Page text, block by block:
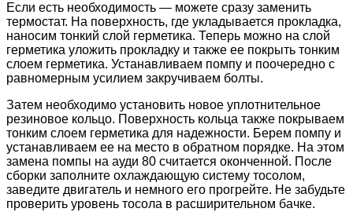
Если есть необходимость — можете сразу заменить
термостат. На поверхность, где укладывается прокладка,
наносим тонкий слой герметика. Теперь можно на слой
герметика уложить прокладку и также ее покрыть тонким
слоем герметика. Устанавливаем помпу и поочередно с
равномерным усилием закручиваем болты.
Затем необходимо установить новое уплотнительное
резиновое кольцо. Поверхность кольца также покрываем
тонким слоем герметика для надежности. Берем помпу и
устанавливаем ее на место в обратном порядке. На этом
замена помпы на ауди 80 считается оконченной. После
сборки заполните охлаждающую систему тосолом,
заведите двигатель и немного его прогрейте. Не забудьте
проверить уровень тосола в расширительном бачке.